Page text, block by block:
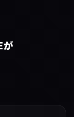
が